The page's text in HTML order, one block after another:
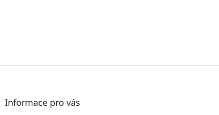
Z
Informace pro vás